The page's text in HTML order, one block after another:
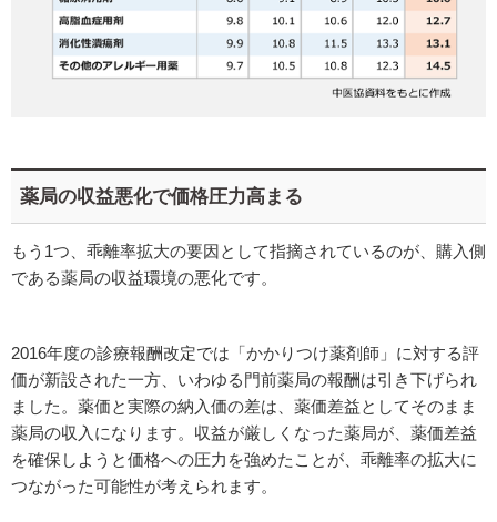
薬局の収益悪化で価格圧力高まる
もう1つ、乖離率拡大の要因として指摘されているのが、購入側
である薬局の収益環境の悪化です。
2016年度の診療報酬改定では「かかりつけ薬剤師」に対する評
価が新設された一方、いわゆる門前薬局の報酬は引き下げられ
ました。薬価と実際の納入価の差は、薬価差益としてそのまま
薬局の収入になります。収益が厳しくなった薬局が、薬価差益
を確保しようと価格への圧力を強めたことが、乖離率の拡大に
つながった可能性が考えられます。